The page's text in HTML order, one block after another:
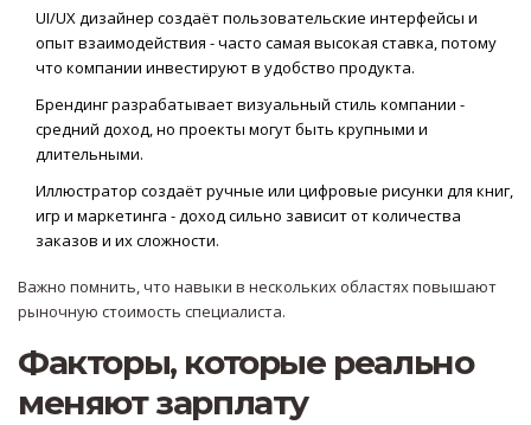
UI/UX дизайнер создаёт пользовательские интерфейсы и
опыт взаимодействия - часто самая высокая ставка, потому
что компании инвестируют в удобство продукта.
Брендингразрабатывает визуальный стиль компании -
средний доход, но проекты могут быть крупными и
длительными.
Иллюстратор создаёт ручные или цифровые рисунки для книг,
игр и маркетинга - доход сильно зависит от количества
заказов и их сложности.
Важно помнить, что навыки в нескольких областях повышают
рыночную стоимость специалиста.
Факторы, которые реально
меняют зарплату